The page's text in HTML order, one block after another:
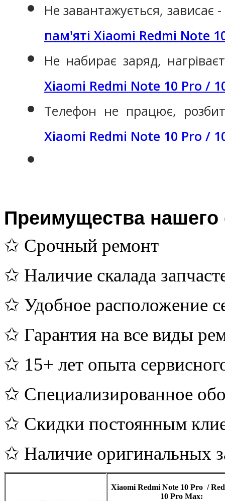
Не завантажується, зависає -
пам'яті Xiaomi Redmi Note
Не набирає заряд,
Xiaomi Redmi Note 10 Pro /
Телефон не працює,
Xiaomi Redmi Note 10 Pro /
Преимущества нашего
✩ Срочный ремонт
✩ Наличие скалада
✩ Удобное расположение
✩ Гарантия на все виды
✩ 15+ лет опыта
✩ Специализированное
✩ Скидки постоянным
✩ Наличие оригинальных
Xiaomi Redmi Note 10 Pro /
10 Pro Max: